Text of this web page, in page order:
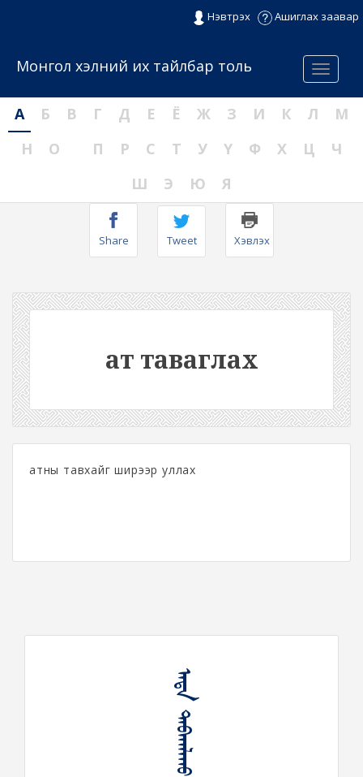
Нэвтрэх Ашиглах заавар
Menu
Монгол хэлний их тайлбар толь
А Б В Г Д Е Ё Ж З И К Л
М
Н
О П Р С Т У Ү Ф Х Ц
Ч
Ш
Э Ю Я
Share Tweet Хэвлэх
ат таваглах
атны тавхайг ширээр уллах
ᠠᠲᠠ ᠲᠠᠪᠠᠭᠯᠠᠬᠤ